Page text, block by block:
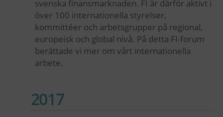
svenska finansmarknaden. FI är därför aktivt i
över 100 internationella styrelser,
kommittéer och arbetsgrupper på regional,
europeisk och global nivå. På detta FI-forum
berättade vi mer om vårt internationella
arbete.
2017